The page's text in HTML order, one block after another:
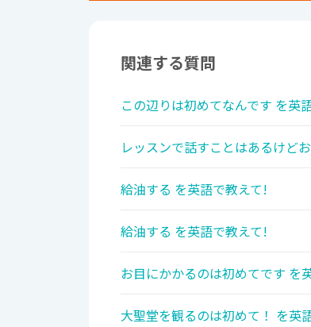
関連する質問
この辺りは初めてなんです を英
レッスンで話すことはあるけど
給油する を英語で教えて!
給油する を英語で教えて!
お目にかかるのは初めてです を
大聖堂を観るのは初めて！ を英